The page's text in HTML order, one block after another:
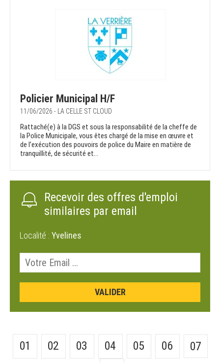
Policier Municipal H/F
11/06/2026 - LA CELLE ST CLOUD
Rattaché(e) à la DGS et sous la responsabilité de la cheffe de
la Police Municipale, vous êtes chargé de la mise en œuvre et
de l’exécution des pouvoirs de police du Maire en matière de
tranquillité, de sécurité et...
Recevoir des offres d'emploi
similaires par email
Localité : Yvelines
01 02 03 04 05 06
07